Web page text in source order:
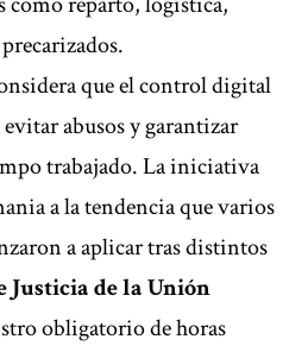
que el control digital
abusos y garantizar
trabajado. La iniciativa
a la tendencia que varios
a aplicar tras distintos
de la Unión
obligatorio de horas